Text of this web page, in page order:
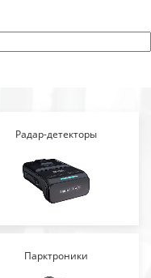
Радар-детекторы
Парктроники